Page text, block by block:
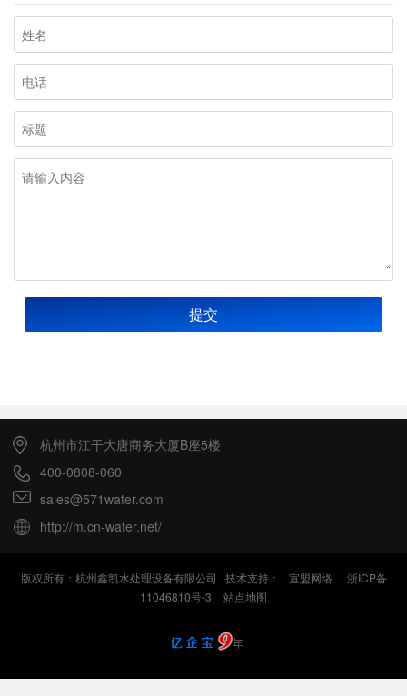
提交
杭州市江干大唐商务大厦B座5楼
400-0808-060
sales@571water.com
http://m.cn-water.net/
版权所有：杭州鑫凯水处理设备有限公司 技术支持： 宣盟网络
浙ICP备
11046810号-3
站点地图